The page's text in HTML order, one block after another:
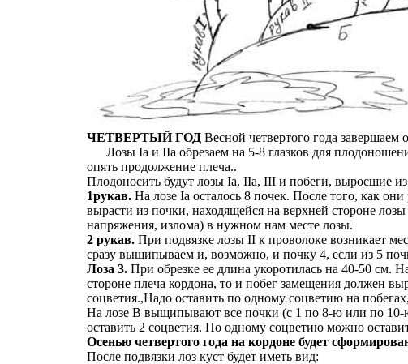
ЧЕТВЕРТЫЙ ГОД Весной четвертого года завершаем
Лозы Iа и IIа обрезаем на 5-8 глазков для
опять продолжение плеча..
Плодоносить будут лозы Iа, IIа, III и побеги, выросшие
1рукав. На лозе Iа осталось 8 почек. После того, как
вырасти из почки, находящейся на верхней стороне
напряжения, излома) в нужном нам месте лозы.
2 рукав. При подвязке лозы II к проволоке возникает
сразу выщипываем и, возможно, и почку 4, если из 5
Лоза 3. При обрезке ее длина укоротилась на 40-50 см.
стороне плеча кордона, то и побег замещения должен
соцветия.,Надо оставить по одному соцветию на
На лозе В выщипывают все почки (с 1 по 8-ю или по 10-
оставить 2 соцветия. По одному соцветию можно
Осенью четвертого года на кордоне будет
После подвязки лоз куст будет иметь вид: